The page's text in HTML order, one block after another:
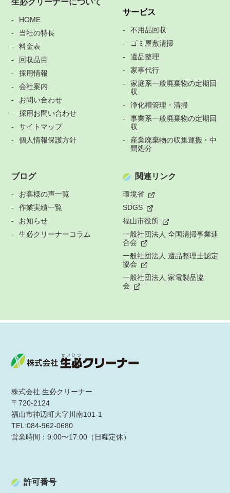
生必クリーナーについて
HOME
当社の特長
料金表
回収品目
採用情報
会社案内
お問い合わせ
採用お問い合わせ
サイトマップ
個人情報保護方針
サービス
不用品回収
ゴミ屋敷清掃
遺品整理
家事代行
家庭系一般廃棄物の定期回
収
浄化槽管理・清掃
事業系一般廃棄物の定期回
収
産業廃棄物の収集運搬・中
間処分
ブログ
お客様の声一覧
作業実績一覧
お知らせ
生必クリーナーコラム
関連リンク
環境省
SDGS
福山市役所
一般社団法人 全国清掃事業連
合会
一般社団法人 遺品整理士認定
協会
一般社団法人 家電製品協
会
株式会社 生必クリーナー
〒720-2124
福山市神辺町大字川南101-1
TEL:084-962-0680
営業時間：9:00〜17:00（日曜定休）
許可番号